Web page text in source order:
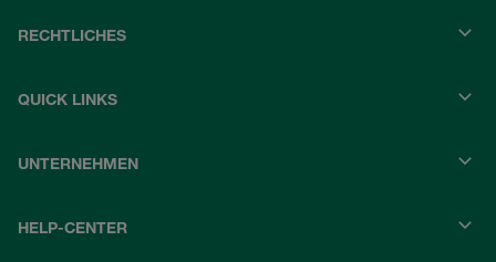
RECHTLICHES
QUICK LINKS
UNTERNEHMEN
HELP-CENTER